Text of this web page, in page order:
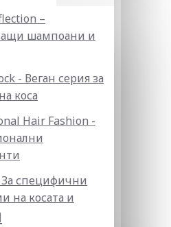
–
шампоани и
- Веган серия за
коса
Hair Fashion -
За специфични
на косата и